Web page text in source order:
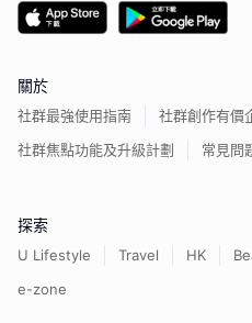
關於
社群最強使用指南
社群創作有價
社群焦點功能及升級計劃
常見問
探索
U Lifestyle Travel HK
e-zone